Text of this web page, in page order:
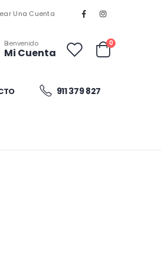
Una Cuenta
Bienvenido
Mi Cuenta Cart
0artículos
911 379 827